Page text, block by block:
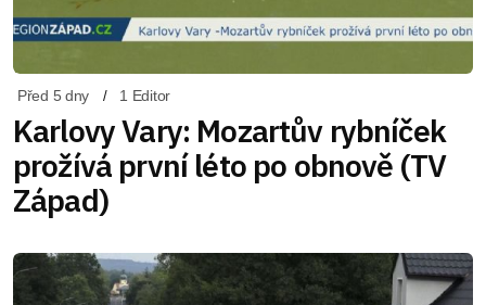
Před 5 dny 1 Editor
Karlovy Vary: Mozartův rybníček
prožívá první léto po obnově (TV
Západ)